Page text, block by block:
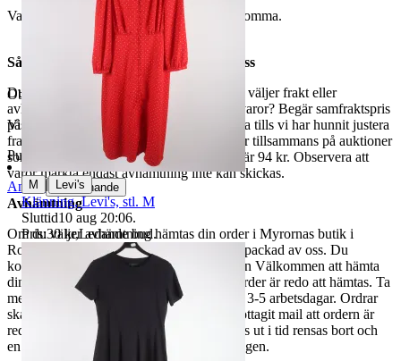
Varan är begagnad och defekter kan förekomma.
Så här går det till när du handlar hos oss
Du betalar din order direkt på Tradera och väljer frakt eller
avhämtning. Vill du att vi samfraktar fler varor? Begär samfraktspris
på din Traderasida och vänta med att betala tills vi har hunnit justera
fraktpriset. Vi samfraktar upp till fyra varor tillsammans på auktioner
som avslutas samma dag. Samfraktspriset är 94 kr. Observera att
varor märkta endast avhämtning inte kan skickas.
Avhämtning
Om du väljer avhämtning hämtas din order i Myrornas butik i
Ropsten, Kolargatan 2 efter den har blivit packad av oss. Du
kommer att få ett separat mail med rubriken Välkommen att hämta
din order på Myrorna i Ropsten! när din order är redo att hämtas. Ta
med legitimation. Hanteringstiden är cirka 3-5 arbetsdagar. Ordrar
ska hämtas senast 7 dagar efter att man mottagit mail att ordern är
redo för avhämtning. Ordrar som ej hämtas ut i tid rensas bort och
en avgift på 84 kr dras av från återbetalningen.
Objektnr
730 654 989
Visningar
Publicerad
8 maj 19:47
Anmäl Sälj liknande
M | Levi's
Klänning, Levi's, stl. M
Sluttid10 aug 20:06.
Pris:30 kr,Ledande bud.